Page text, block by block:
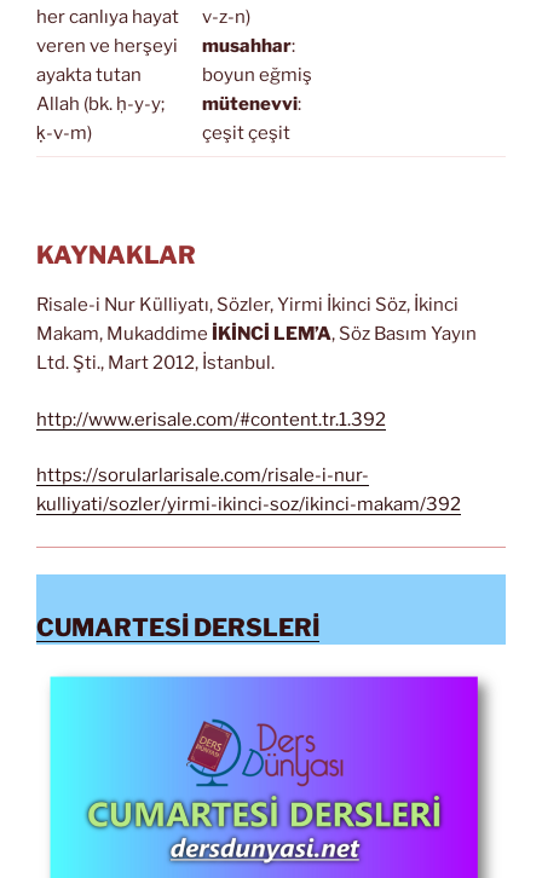
her canlıya hayat
veren ve herşeyi
ayakta tutan
Allah (bk. ḥ-y-y;
ḳ-v-m)
v-z-n)
musahhar:
boyun eğmiş
mütenevvi:
çeşit çeşit
KAYNAKLAR
Risale-i Nur Külliyatı, Sözler, Yirmi İkinci Söz, İkinci
Makam, Mukaddime
İKİNCİ LEM’A, Söz Basım Yayın
Ltd. Şti., Mart 2012, İstanbul.
http://www.erisale.com/#content.tr.1.392
https://sorularlarisale.com/risale-i-nur-
kulliyati/sozler/yirmi-ikinci-soz/ikinci-makam/392
CUMARTESİ DERSLERİ